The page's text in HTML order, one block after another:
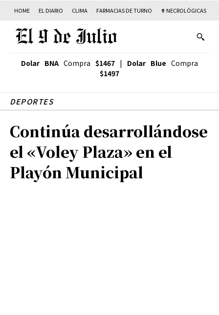
HOME EL DIARIO CLIMA FARMACIAS DE TURNO ✟ NECROLÓGICAS
Dolar BNA Compra $1467 | Dolar Blue Compra
$1497
DEPORTES
Continúa desarrollándose
el «Voley Plaza» en el
Playón Municipal